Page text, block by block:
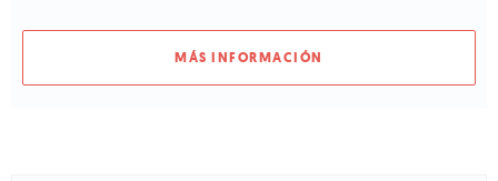
MÁS INFORMACIÓN